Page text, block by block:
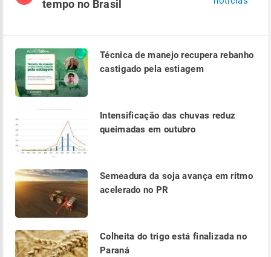
tempo no Brasil
Técnica de manejo recupera rebanho
castigado pela estiagem
Intensificação das chuvas reduz
queimadas em outubro
Semeadura da soja avança em ritmo
acelerado no PR
Colheita do trigo está finalizada no
Paraná